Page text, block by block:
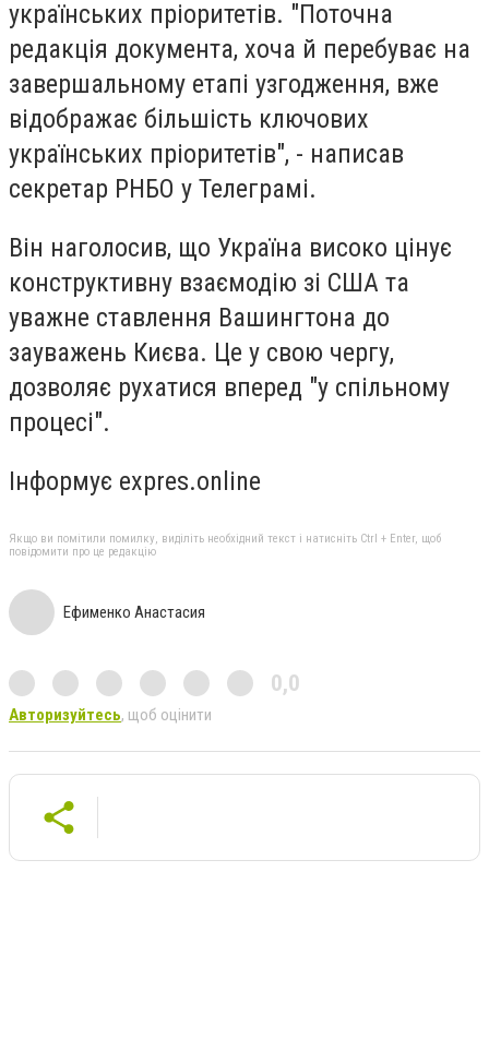
українських пріоритетів. "Поточна
редакція документа, хоча й перебуває на
завершальному етапі узгодження, вже
відображає більшість ключових
українських пріоритетів", - написав
секретар РНБО у Телеграмі.
Він наголосив, що Україна високо цінує
конструктивну взаємодію зі США та
уважне ставлення Вашингтона до
зауважень Києва. Це у свою чергу,
дозволяє рухатися вперед "у спільному
процесі".
Інформує expres.online
Якщо ви помітили помилку, виділіть необхідний текст і натисніть Ctrl + Enter, щоб
повідомити про це редакцію
Ефименко Анастасия
0,0
Авторизуйтесь, щоб оцінити